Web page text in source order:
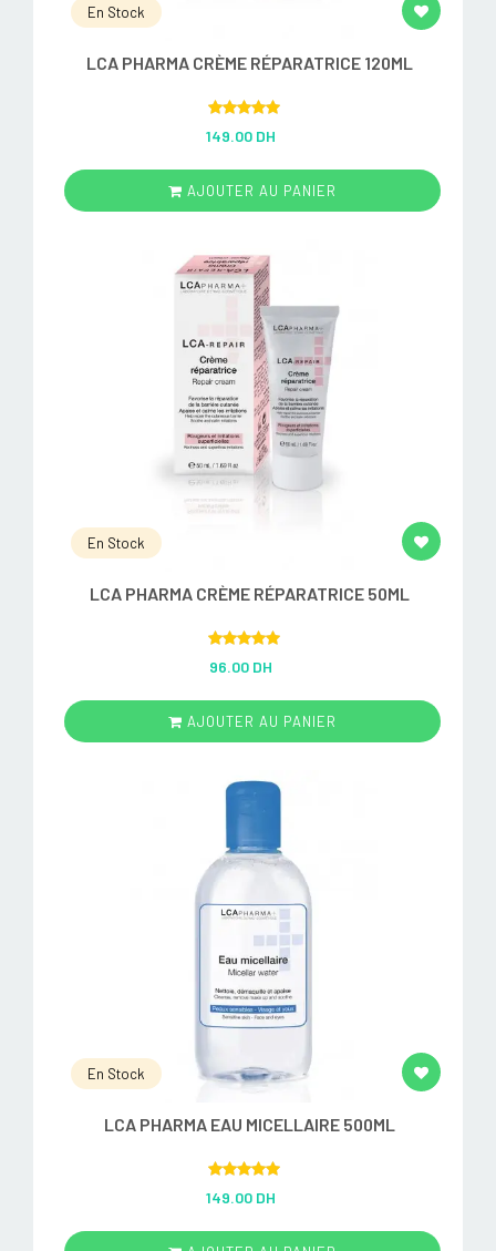
En Stock
LCA PHARMA CRÈME RÉPARATRICE 120ML
out of 5
149.00 DH
AJOUTER AU PANIER
En Stock
LCA PHARMA CRÈME RÉPARATRICE 50ML
out of 5
96.00 DH
AJOUTER AU PANIER
En Stock
LCA PHARMA EAU MICELLAIRE 500ML
out of 5
149.00 DH